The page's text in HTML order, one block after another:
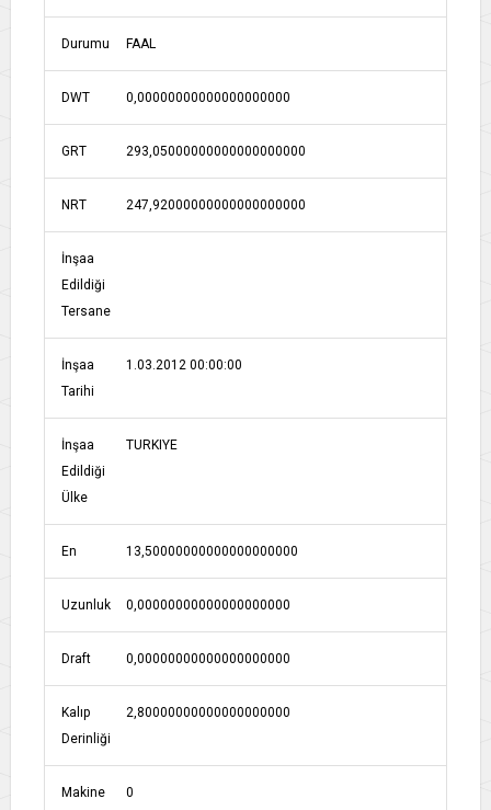
Durumu FAAL
DWT 0,00000000000000000000
GRT 293,05000000000000000000
NRT 247,92000000000000000000
İnşaa
Edildiği
Tersane
İnşaa
Tarihi
1.03.2012 00:00:00
İnşaa
Edildiği
Ülke
TURKIYE
En 13,50000000000000000000
Uzunluk 0,00000000000000000000
Draft 0,00000000000000000000
Kalıp
Derinliği
2,80000000000000000000
Makine
0